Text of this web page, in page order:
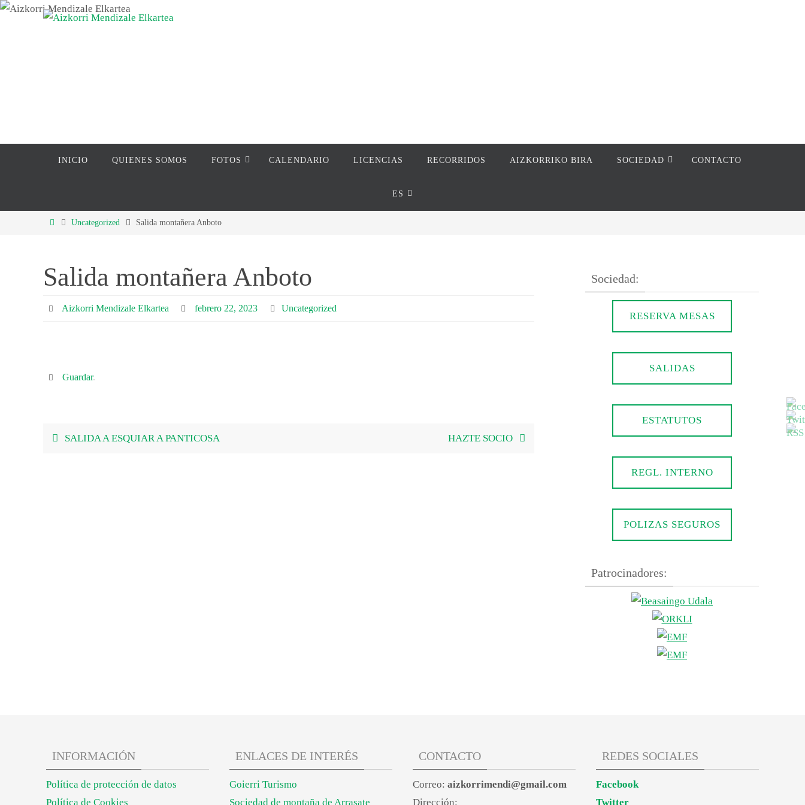
Ir
INICIO QUIENES SOMOS FOTOS CALENDARIO LICENCIAS RECORRIDOS AIZKORRIKO BIRA SOCIEDAD CONTACTO
ES
InicioUncategorized Salida montañera Anboto
Salida montañera Anboto
Aizkorri Mendizale Elkartea febrero 22, 2023 Uncategorized
Guardar.
SALIDA A ESQUIAR A PANTICOSA HAZTE SOCIO
Sociedad:
RESERVA MESAS
SALIDAS
ESTATUTOS
REGL. INTERNO
POLIZAS SEGUROS
Patrocinadores:
INFORMACIÓN
Política de protección de datos
Política de Cookies
ENLACES DE INTERÉS
Goierri Turismo
Sociedad de montaña de Arrasate
CONTACTO
Correo: aizkorrimendi@gmail.com
Dirección:
REDES SOCIALES
Facebook
Twitter